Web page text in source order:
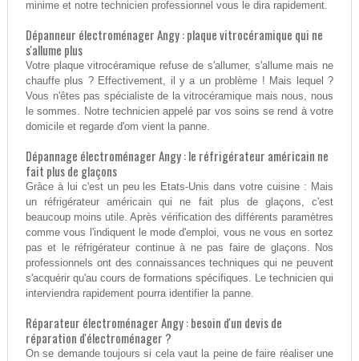
minime et notre technicien professionnel vous le dira rapidement.
Dépanneur électroménager Angy : plaque vitrocéramique qui ne
s'allume plus
Votre plaque vitrocéramique refuse de s'allumer, s'allume mais ne
chauffe plus ? Effectivement, il y a un problème ! Mais lequel ?
Vous n'êtes pas spécialiste de la vitrocéramique mais nous, nous
le sommes. Notre technicien appelé par vos soins se rend à votre
domicile et regarde d'om vient la panne.
Dépannage électroménager Angy : le réfrigérateur américain ne
fait plus de glaçons
Grâce à lui c'est un peu les Etats-Unis dans votre cuisine : Mais
un réfrigérateur américain qui ne fait plus de glaçons, c'est
beaucoup moins utile. Après vérification des différents paramètres
comme vous l'indiquent le mode d'emploi, vous ne vous en sortez
pas et le réfrigérateur continue à ne pas faire de glaçons. Nos
professionnels ont des connaissances techniques qui ne peuvent
s'acquérir qu'au cours de formations spécifiques. Le technicien qui
interviendra rapidement pourra identifier la panne.
Réparateur électroménager Angy : besoin d'un devis de
réparation d'électroménager ?
On se demande toujours si cela vaut la peine de faire réaliser une